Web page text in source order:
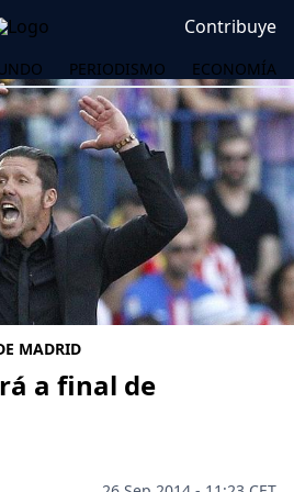
Contribuye
PERIODISMO ECONOMÍA
MADRID
a final de